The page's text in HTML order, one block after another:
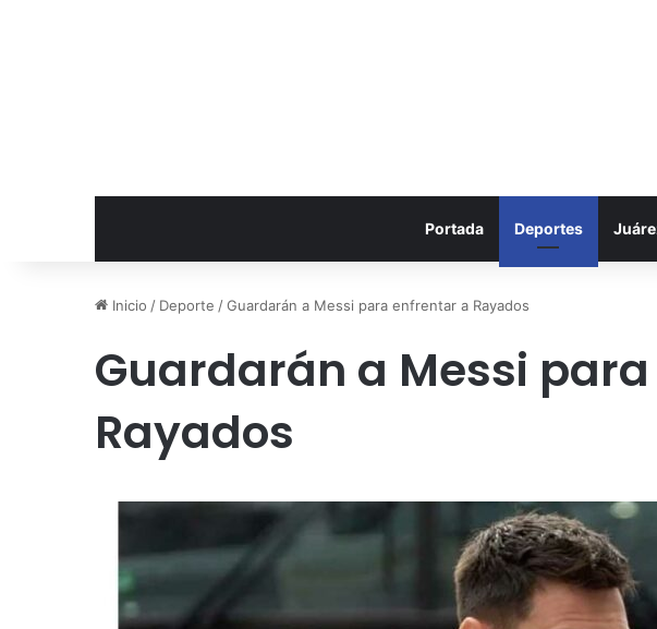
Portada Deportes
Inicio / Deporte /Guardarán a Messi para enfrentar a Rayados
Guardarán a Messi
Rayados